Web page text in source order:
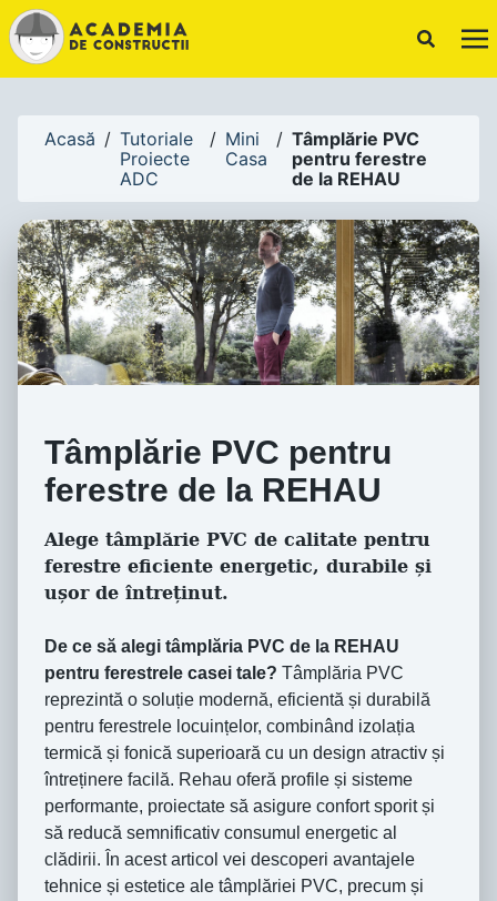
!-- Canonical URL -->
Acasă / Tutoriale
Proiecte
ADC
/ Mini
Casa
/ Tâmplărie PVC
pentru ferestre
de la REHAU
Tâmplărie PVC pentru
ferestre de la REHAU
Alege tâmplărie PVC de calitate pentru
ferestre eficiente energetic, durabile și
ușor de întreținut.
De ce să alegi tâmplăria PVC de la REHAU
pentru ferestrele casei tale? Tâmplăria PVC
reprezintă o soluție modernă, eficientă și durabilă
pentru ferestrele locuințelor, combinând izolația
termică și fonică superioară cu un design atractiv și
întreținere facilă. Rehau oferă profile și sisteme
performante, proiectate să asigure confort sporit și
să reducă semnificativ consumul energetic al
clădirii. În acest articol vei descoperi avantajele
tehnice și estetice ale tâmplăriei PVC, precum și